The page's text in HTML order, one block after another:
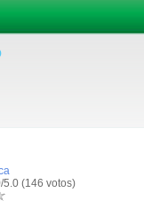
/5.0 (146 votos)